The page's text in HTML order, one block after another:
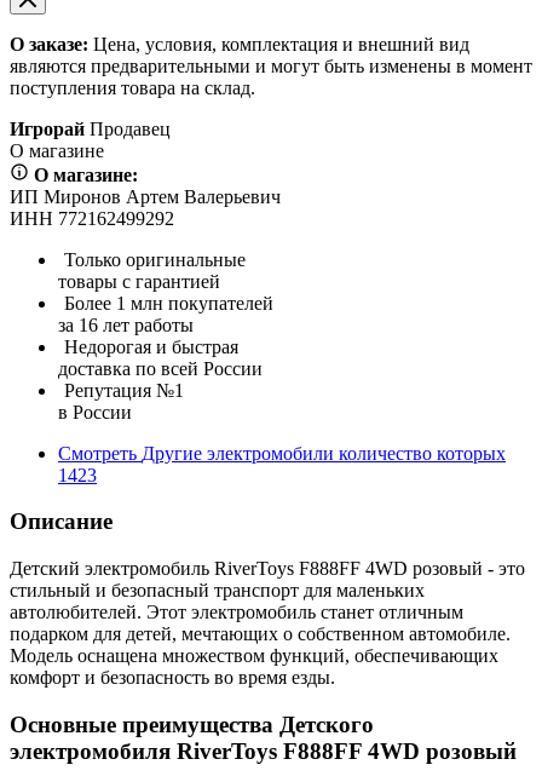
О заказе: Цена, условия, комплектация и внешний вид
являются предварительными и могут быть изменены в момент
поступления товара на склад.
Игрорай Продавец
О магазине
О магазине:
ИП Миронов Артем Валерьевич
ИНН 772162499292
Только оригинальные
товары с гарантией
Более 1 млн покупателей
за 16 лет работы
Недорогая и быстрая
доставка по всей России
Репутация №1
в России
Смотреть Другие электромобили количество которых
1423
Описание
Детский электромобиль RiverToys F888FF 4WD розовый - это
стильный и безопасный транспорт для маленьких
автолюбителей. Этот электромобиль станет отличным
подарком для детей, мечтающих о собственном автомобиле.
Модель оснащена множеством функций, обеспечивающих
комфорт и безопасность во время езды.
Основные преимущества Детского
электромобиля RiverToys F888FF 4WD розовый